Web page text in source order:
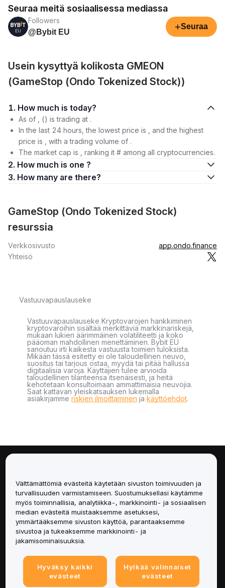
Seuraa meitä sosiaalisessa mediassa
Followers
@Bybit EU
+Seuraa
Usein kysyttyä kolikosta GMEON
(GameStop (Ondo Tokenized Stock))
1. How much is today?
As of , () is trading at .
In the last 24 hours, the lowest price is , and the highest
price is , with a trading volume of .
The market cap is , ranking it # among all cryptocurrencies.
2. How much is one ?
3. How many are there?
GameStop (Ondo Tokenized Stock)
resurssia
Verkkosivusto
app.ondo.finance
Yhteisö
Vastuuvapauslauseke
Vastuuvapauslauseke Kryptovarojen hankkiminen
kryptovaroihin sisältää merkittäviä markkinariskejä,
mukaan lukien äärimmäinen volatiliteetti ja koko
pääoman mahdollinen menettäminen. Bybit EU
sanoutuu irti kaikesta vastuusta toimien tuloksista.
Mikään tässä esitetty ei ole taloudellinen neuvo,
suositus tai tarjous ostaa, myydä tai pitää hallussa
digitaalisia varoja. Käyttäjien tulee arvioida
taloudellinen tilanteensa itsenäisesti, ja heitä
kehotetaan konsultoimaan ammattimaisia neuvojia.
Saat kattavan yleiskatsauksen lukemalla
asiakirjamme riskien ilmoittaminen ja käyttöehdot.
Palvelut
Tuki
Tuotteet
Lakiasiat
Välttämättömiä evästeitä käytetään sivuston toimivuuden ja
turvallisuuden varmistamiseen. Suostumuksellasi käytämme
myös toiminnallisia, analytiikka-, markkinointi- ja sosiaalisen
median evästeitä muistaaksemme asetuksesi,
ymmärtääksemme sivuston käyttöä, parantaaksemme
sivustoa ja tukeaksemme markkinointi- ja
jakamisominaisuuksia.
Hyväksy kaikki
evästeet
Hylkää valinnaiset
evästeet